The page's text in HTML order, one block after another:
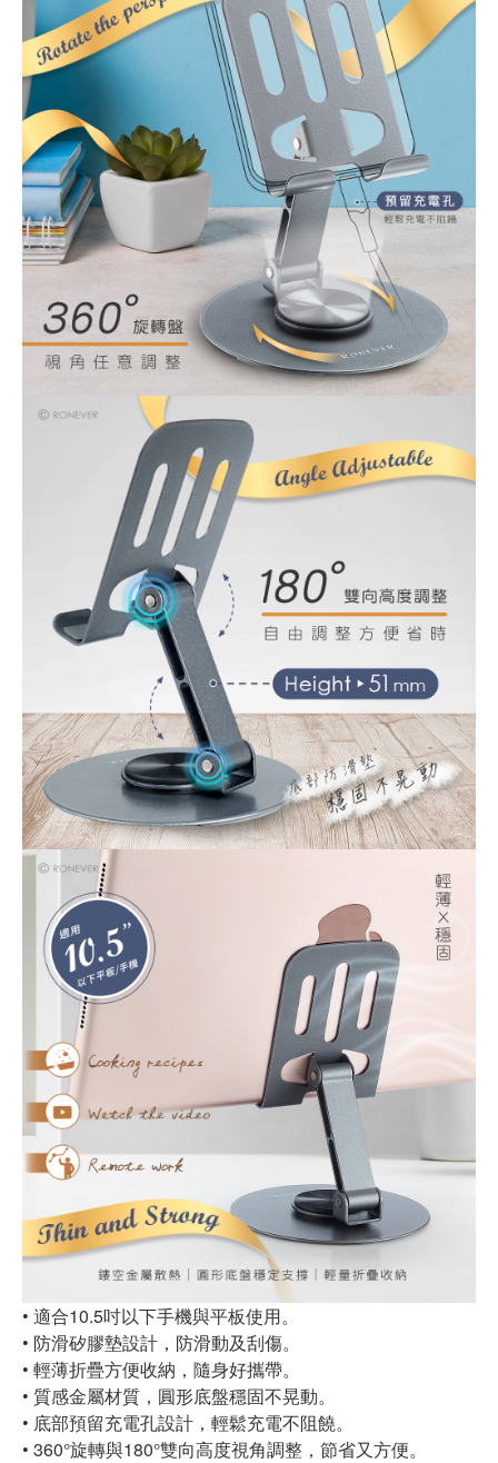
• 適合10.5吋以下手機與平板使用。
• 防滑矽膠墊設計，防滑動及刮傷。
• 輕薄折疊方便收納，隨身好攜帶。
• 質感金屬材質，圓形底盤穩固不晃動。
• 底部預留充電孔設計，輕鬆充電不阻饒。
• 360°旋轉與180°雙向高度視角調整，節省又方便。